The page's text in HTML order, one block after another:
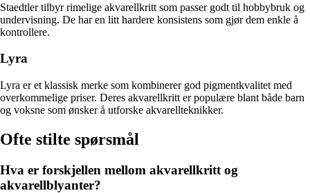
Staedtler tilbyr rimelige akvarellkritt som passer godt til hobbybruk og
undervisning. De har en litt hardere konsistens som gjør dem enkle å
kontrollere.
Lyra
Lyra er et klassisk merke som kombinerer god pigmentkvalitet med
overkommelige priser. Deres akvarellkritt er populære blant både barn
og voksne som ønsker å utforske akvarellteknikker.
Ofte stilte spørsmål
Hva er forskjellen mellom akvarellkritt og
akvarellblyanter?